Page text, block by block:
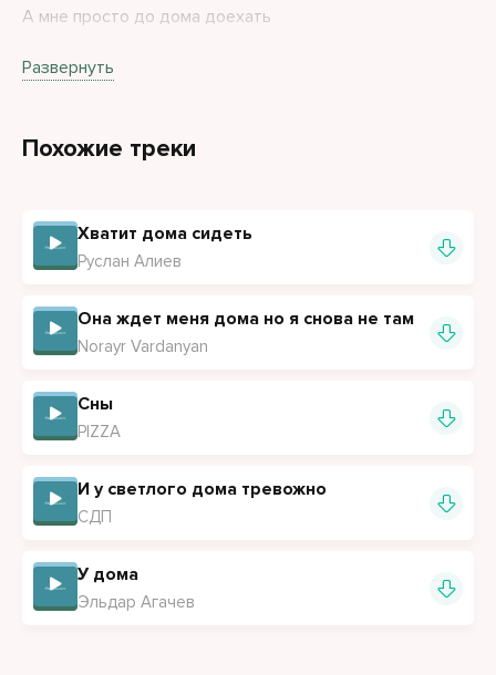
А мне просто до дома доехать
До дома, где не надо делать вид что я живой
До дома, где ты шепчешь ну заходи уже герой
Все советы отпустит, остывают на дне
Я паркуюсь, как в такт
Каждый метр, как шаг
Развернуть
Похожие треки
Хватит дома сидеть
Руслан Алиев
Она ждет меня дома но я снова не там
Norayr Vardanyan
Сны
PIZZA
И у светлого дома тревожно
СДП
У дома
Эльдар Агачев